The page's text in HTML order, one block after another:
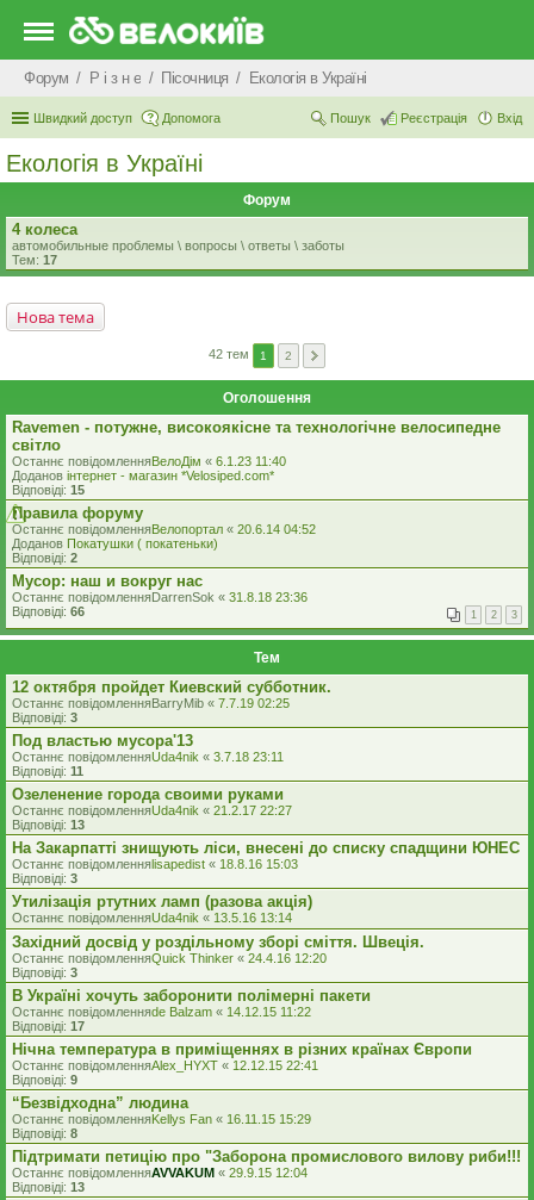
Форум Р i з н е Пісочниця Екологiя в Україні
Швидкий доступ Допомога Вхід
Реєстрація
Пошук
Екологiя в Україні
Форум
4 колеса
автомобильные проблемы \ вопросы \ ответы \ заботы
Тем: 17
Нова тема
42 тем 1 2
Оголошення
Ravemen - потужне, високоякісне та технологічне велосипедне
світло
Останнє повідомленняВелоДім « 6.1.23 11:40
Доданов iнтернет - магазин *Velosiped.com*
Відповіді: 15
Правила форуму
Останнє повідомленняВелопортал « 20.6.14 04:52
Доданов Покатушки ( покатеньки)
Відповіді: 2
Мусор: наш и вокруг нас
Останнє повідомленняDarrenSok « 31.8.18 23:36
Відповіді: 66 1 2 3
Тем
12 октября пройдет Киевский субботник.
Останнє повідомленняBarryMib « 7.7.19 02:25
Відповіді: 3
Под властью мусора'13
Останнє повідомленняUda4nik « 3.7.18 23:11
Відповіді: 11
Озеленение города своими руками
Останнє повідомленняUda4nik « 21.2.17 22:27
Відповіді: 13
На Закарпатті знищують ліси, внесені до списку спадщини ЮНЕС
Останнє повідомленняlisapedist « 18.8.16 15:03
Відповіді: 3
Утилізація ртутних ламп (разова акція)
Останнє повідомленняUda4nik « 13.5.16 13:14
Західний досвід у роздільному зборі сміття. Швеція.
Останнє повідомленняQuick Thinker « 24.4.16 12:20
Відповіді: 3
В Україні хочуть заборонити полімерні пакети
Останнє повідомленняde Balzam « 14.12.15 11:22
Відповіді: 17
Нічна температура в приміщеннях в різних країнах Європи
Останнє повідомленняAlex_HYXT « 12.12.15 22:41
Відповіді: 9
“Безвідходна” людина
Останнє повідомленняKellys Fan « 16.11.15 15:29
Відповіді: 8
Підтримати петицію про "Заборона промислового вилову риби!!!
Останнє повідомленняAVVAKUM « 29.9.15 12:04
Відповіді: 13